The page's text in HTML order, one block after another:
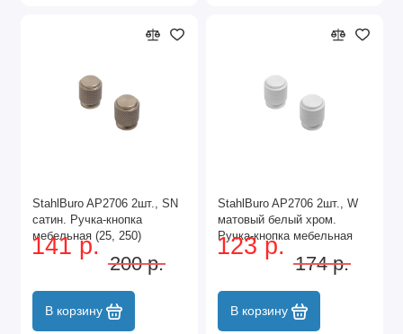
StahlBuro AP2706 2шт., SN
сатин. Ручка-кнопка
мебельная (25, 250)
141 р.
200 р.
В корзину
StahlBuro AP2706 2шт., W
матовый белый хром.
Ручка-кнопка мебельная
(25, 250)
123 р.
174 р.
В корзину